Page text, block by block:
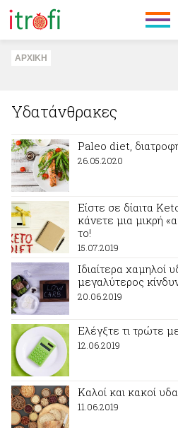
ΑΡΧΙΚΗ
Υδατάνθρακες
Paleo diet,
26.05.2020
Είστε σε δίαιτα
κάνετε μια μικρή
το!
15.07.2019
Ιδιαίτερα χαμηλοί
μεγαλύτερος
20.06.2019
Ελέγξτε τι τρώτε
12.06.2019
Καλοί και κακοί
11.06.2019